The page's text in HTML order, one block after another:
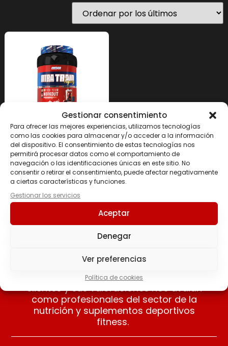
Gestionar consentimiento
Para ofrecer las mejores experiencias, utilizamos tecnologías
como las cookies para almacenar y/o acceder a la información
del dispositivo. El consentimiento de estas tecnologías nos
permitirá procesar datos como el comportamiento de
navegación o las identificaciones únicas en este sitio. No
consentir o retirar el consentimiento, puede afectar negativamente
a ciertas características y funciones.
Gestionar los servicios
Aceptar
Denegar
Ver preferencias
Política de cookies
INTRA TRAIN LEGACY
44.95€
Seleccionar
opciones
Nuestros clientes opinan
Apreciamos las opiniones de nuestros
clientes y sus valoraciones nos avalan
como profesionales del sector de la
nutrición y suplementos deportivos
fitness.